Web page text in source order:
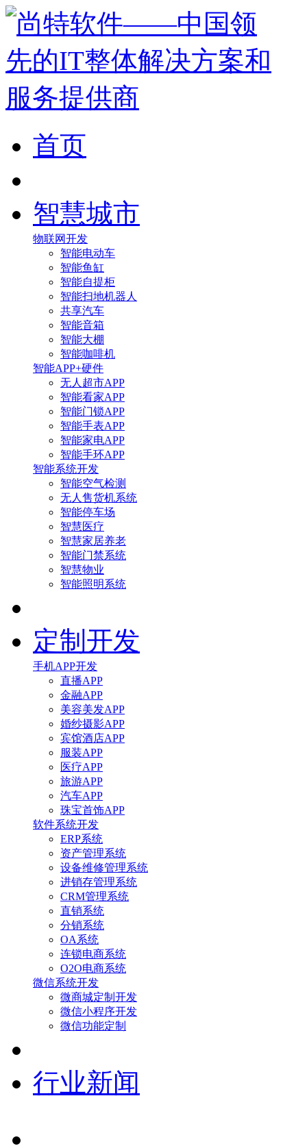
首页
智慧城市
物联网开发
智能电动车
智能鱼缸
智能自提柜
智能扫地机器人
共享汽车
智能音箱
智能大棚
智能咖啡机
智能APP+硬件
无人超市APP
智能看家APP
智能门锁APP
智能手表APP
智能家电APP
智能手环APP
智能系统开发
智能空气检测
无人售货机系统
智能停车场
智慧医疗
智慧家居养老
智能门禁系统
智慧物业
智能照明系统
定制开发
手机APP开发
直播APP
金融APP
美容美发APP
婚纱摄影APP
宾馆酒店APP
服装APP
医疗APP
旅游APP
汽车APP
珠宝首饰APP
软件系统开发
ERP系统
资产管理系统
设备维修管理系统
进销存管理系统
CRM管理系统
直销系统
分销系统
OA系统
连锁电商系统
O2O电商系统
微信系统开发
微商城定制开发
微信小程序开发
微信功能定制
行业新闻